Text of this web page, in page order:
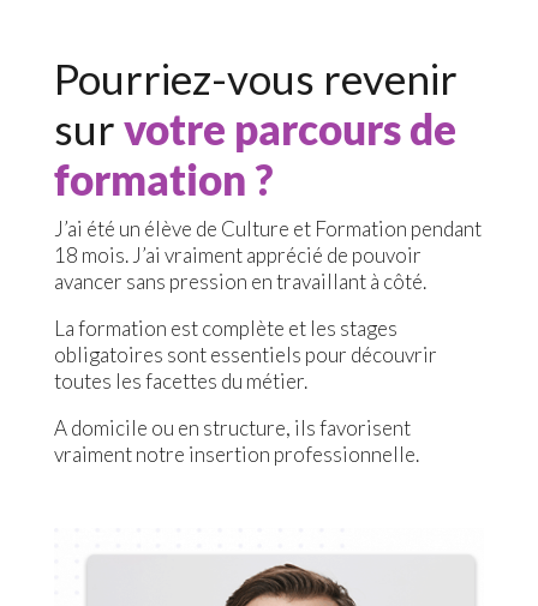
Pourriez-vous revenir
survotre parcours de
formation ?
J’ai été un élève de Culture et Formation pendant
18 mois. J’ai vraiment apprécié de pouvoir
avancer sans pression en travaillant à côté.
La formation est complète et les stages
obligatoires sont essentiels pour découvrir
toutes les facettes du métier.
A domicile ou en structure, ils favorisent
vraiment notre insertion professionnelle.